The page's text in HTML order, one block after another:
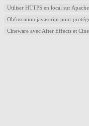
Utiliser HTTPS en local sur Apache
Obfuscation javascript pour
Cineware avec After Effects et